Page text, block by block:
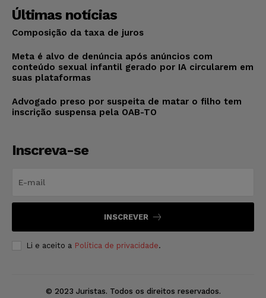
Últimas notícias
Composição da taxa de juros
Meta é alvo de denúncia após anúncios com
conteúdo sexual infantil gerado por IA circularem em
suas plataformas
Advogado preso por suspeita de matar o filho tem
inscrição suspensa pela OAB-TO
Inscreva-se
INSCREVER
Li e aceito a Política de privacidade.
© 2023 Juristas. Todos os direitos reservados.